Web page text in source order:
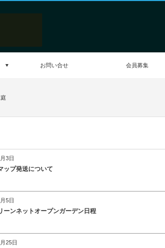
お問い合せ 会員募集
3日
ップ発送について
5日
ーンネットオープンガーデン日程
25日